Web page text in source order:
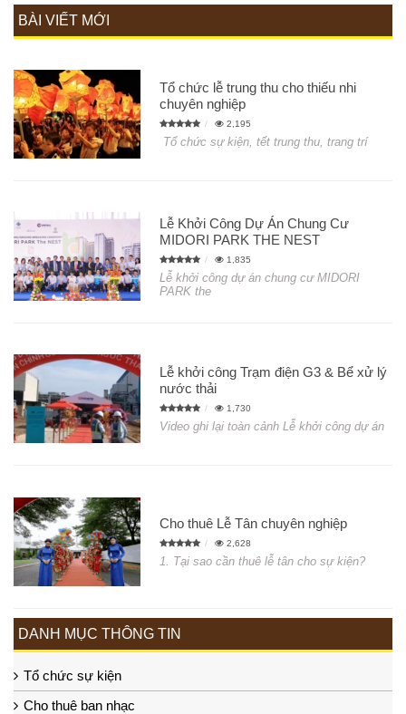
BÀI VIẾT MỚI
Tổ chức lễ trung thu cho thiếu nhi
chuyên nghiệp
2,195
Tổ chức sự kiện, tết trung thu, trang trí
Lễ Khởi Công Dự Án Chung Cư
MIDORI PARK THE NEST
1,835
Lễ khởi công dự án chung cư MIDORI
PARK the
Lễ khởi công Trạm điện G3 & Bể xử lý
nước thải
1,730
Video ghi lại toàn cảnh Lễ khởi công dự án
Cho thuê Lễ Tân chuyên nghiệp
2,628
1. Tại sao cần thuê lễ tân cho sự kiện?
DANH MỤC THÔNG TIN
Tổ chức sự kiện
Cho thuê ban nhạc